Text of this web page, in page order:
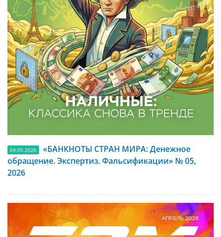
04.05.2026
«БАНКНОТЫ СТРАН МИРА: Денежное
обращение. Экспертиз. Фальсификации» № 05,
2026